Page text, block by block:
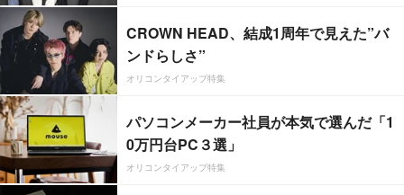
CROWN HEAD、結成1周年で見えた”バ
ンドらしさ”
オリコンタイアップ特集
パソコンメーカー社員が本気で選んだ「1
0万円台PC３選」
オリコンタイアップ特集